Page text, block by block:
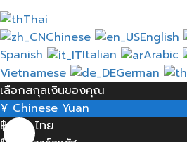
Thai
Chinese
English
Spanish
Italian Arabic
Vietnamese
German
เลือกสกุลเงินของคุณ
¥ Chinese Yuan
฿
บาท ไทย